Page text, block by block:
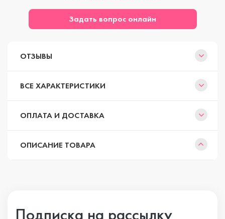
Задать вопрос онлайн
ОТЗЫВЫ
ВСЕ ХАРАКТЕРИСТИКИ
ОПЛАТА И ДОСТАВКА
ОПИСАНИЕ ТОВАРА
Подписка на рассылку